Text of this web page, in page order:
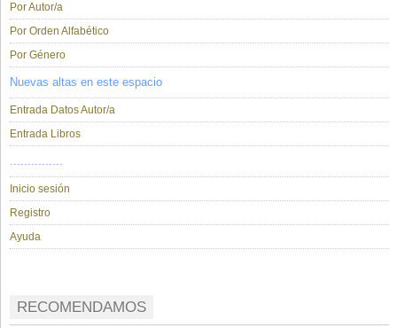
Por Autor/a
Por Orden Alfabético
Por Género
Nuevas altas en este espacio
Entrada Datos Autor/a
Entrada Libros
...............
Inicio sesión
Registro
Ayuda
RECOMENDAMOS